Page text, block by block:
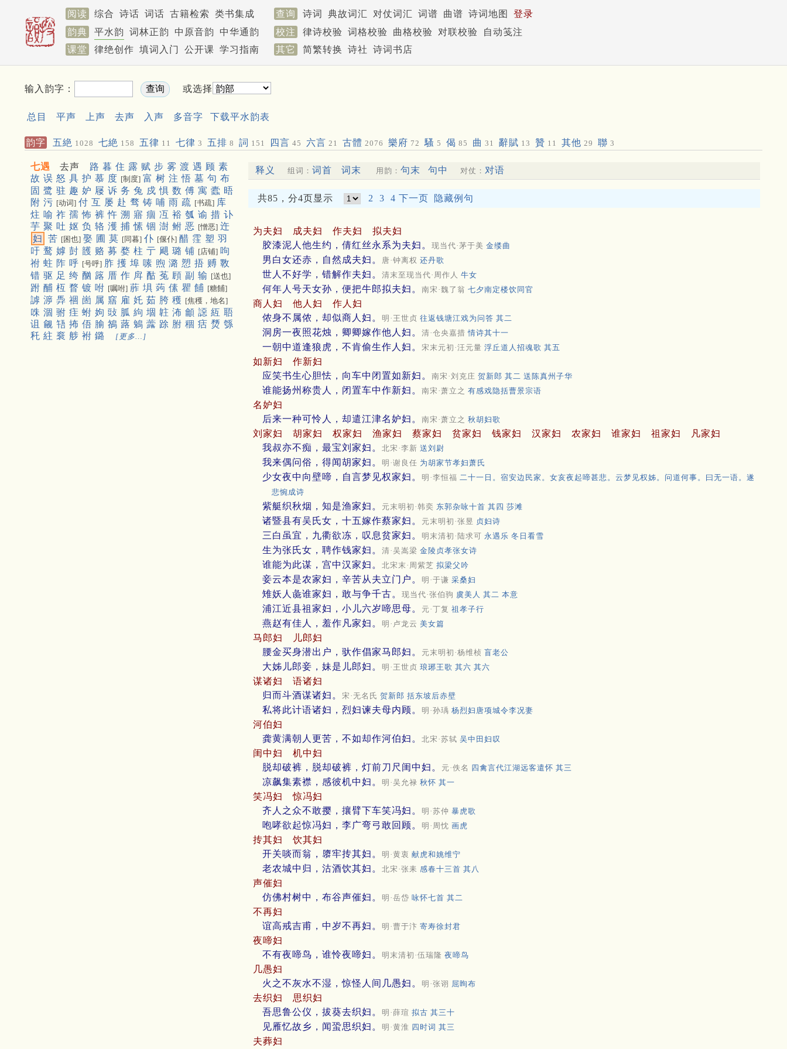
阅读 综合 诗话 词话 古籍检索 类书集成 查询 诗词 典故词汇 对仗词汇 词谱 曲谱 诗词地图
登录
韵典
平水韵 词林正韵 中原音韵 中华通韵 校注 律诗校验 词格校验 曲格校验 对联校验
自动笺注
课堂
律绝创作 填词入门 公开课 学习指南 其它 简繁转换 诗社 诗词书店
输入韵字： 或选择
总目 平声 上声 去声 入声 多音字 下载平水韵表
韵字 五絶 1028 七絶 158 五律 11 七律 3 五排 8 詞 151 四言 45 六言 21 古體 2076 樂府 72 騷 5 偈 85 曲 31 辭賦 13 贊 11 其他 29 聯 3
七遇 去声 路 暮 住 露 赋 步 雾 渡 遇 顾 素
故 误 怒 具 护 慕 度 [制度] 富 树 注 悟 墓 句 布
固 鹭 驻 趣 妒 屦 诉 务 兔 戍 惧 数 傅 寓 蠹 晤
附 污 [动词] 付 互 屡 赴 骛 铸 哺 雨 疏 [书疏] 库
炷 喻 祚 孺 怖 裤 忤 溯 寤 痼 冱 裕 瓠 谕 措 讣
芋 聚 吐 妪 负 辂 濩 捕 愫 锢 澍 鲋 恶 [憎恶] 迕
妇
苦 [困也] 娶 圃 莫 [同暮] 仆 [偃仆] 醋 霔 塑 羽
吁 鹜 嫭 尌 頀 赂 募 婺 柱 亍 飓 璐 铺 [店铺] 呴
祔 蛀 阼 呼 [号呼] 胙 擭 埠 嗉 煦 潞 愬 捂 赙 斁
错 驱 足 绔 酗 簬 厝 作 戽 酤 菟 頋 副 输 [送也]
跗 酺 枑 瞀 镀 咐 [嘱咐] 葄 埧 蒟 傃 瞿 餔 [糖餔]
謼 㴑 馵 祻 崮 属 窹 雇 奼 茹 胯 穫 [焦穫，地名]
咮 涸 驸 疰 蚹 姁 䜴 胍 絇 堌 䪒 㳍 龥 䜑 䊺 䎸
诅 觎 啎 抪 俉 腧 鵅 蕗 鵵 虂 䟻 胕 稒 㽽 熃 綔
秅 紸 䘱 䑰 袝 鏴 [更多…]
释义 组词： 词首 词末 用韵： 句末 句中 对仗： 对语
共85，分4页显示 2 3 4 下一页 隐藏例句
为夫妇 成夫妇 作夫妇
拟夫妇
胶漆泥人他生约，倩红丝永系为夫妇。 现当代·茅于美 金缕曲
男白女还赤，自然成夫妇。 唐·钟离权 还丹歌
世人不好学，错解作夫妇。 清末至现当代·周作人 牛女
何年人号天女孙，便把牛郎拟夫妇。 南宋·魏了翁 七夕南定楼饮同官
商人妇 他人妇
作人妇
侬身不属侬，却似商人妇。
明·王世贞 往返钱塘江戏为问答 其二
洞房一夜照花烛，卿卿嫁作他人妇。 清·仓央嘉措情诗其十一
一朝中道逢狼虎，不肯偷生作人妇。 宋末元初·汪元量 浮丘道人招魂歌 其五
如新妇
作新妇
应笑书生心胆怯，向车中闭置如新妇。 南宋·刘克庄 贺新郎 其二 送陈真州子华
谁能扬州称贵人，闭置车中作新妇。 南宋·萧立之 有感戏隐括曹景宗语
名妒妇
后来一种可怜人，却遣江津名妒妇。 南宋·萧立之 秋胡妇歌
刘家妇 胡家妇 权家妇 渔家妇 蔡家妇 贫家妇 钱家妇 汉家妇 农家妇 谁家妇 祖家妇
凡家妇
我叔亦不痴，最宝刘家妇。 北宋·李新 送刘尉
我来偶问俗，得闻胡家妇。 明·谢良任 为胡家节孝妇萧氏
少女夜中向壁啼，自言梦见权家妇。 明·李恒福 二十一日。宿安边民家。女亥夜起啼甚悲。云梦见权姊。问道何事。曰无一语。遂
悲惋成诗
紫艇织秋烟，知是渔家妇。 元末明初·韩奕 东郭杂咏十首 其四 莎滩
诸暨县有吴氏女，十五嫁作蔡家妇。 元末明初·张昱 贞妇诗
三白虽宜，九衢欲冻，叹息贫家妇。 明末清初·陆求可 永遇乐 冬日看雪
生为张氏女，聘作钱家妇。 清·吴嵩梁 金陵贞孝张女诗
谁能为此谋，宫中汉家妇。 北宋末·周紫芝 拟梁父吟
妾云本是农家妇，辛苦从夫立门户。 明·于谦 采桑妇
雉妖人彘谁家妇，敢与争千古。 现当代·张伯驹 虞美人 其二 本意
浦江近县祖家妇，小儿六岁啼思母。 元·丁复 祖孝子行
燕赵有佳人，羞作凡家妇。 明·卢龙云 美女篇
马郎妇
儿郎妇
腰金买身潜出户，驮作倡家马郎妇。
元末明初·杨维桢 盲老公
大姊儿郎妾，妹是儿郎妇。 明·王世贞 琅琊王歌 其六 其六
谋诸妇
语诸妇
归而斗酒谋诸妇。 宋·无名氏 贺新郎 括东坡后赤壁
私将此计语诸妇，烈妇谏夫母内顾。 明·孙瑀 杨烈妇唐项城令李况妻
河伯妇
龚黄满朝人更苦，不如却作河伯妇。 北宋·苏轼 吴中田妇叹
闺中妇
机中妇
脱却破裤，脱却破裤，灯前刀尺闺中妇。
元·佚名 四禽言代江湖远客遣怀 其三
凉飙集素襟，感彼机中妇。 明·吴允禄 秋怀 其一
笑冯妇
惊冯妇
齐人之众不敢撄，攘臂下车笑冯妇。
明·苏仲 暴虎歌
咆哮欲起惊冯妇，李广弯弓敢回顾。 明·周忱 画虎
抟其妇
饮其妇
开关啖而翁，隳牢抟其妇。
明·黄衷 献虎和姚维宁
老农城中归，沽酒饮其妇。 北宋·张耒 感春十三首 其八
声催妇
仿佛村树中，布谷声催妇。
明·岳岱 咏怀七首 其二
不再妇
谊高戒吉甫，中岁不再妇。
明·曹于汴 寄寿徐封君
夜啼妇
不有夜啼鸟，谁怜夜啼妇。
明末清初·伍瑞隆 夜啼鸟
几愚妇
火之不灰水不湿，惊怪人间几愚妇。
明·张诩 屈眴布
去织妇
思织妇
吾思鲁公仪，拔葵去织妇。
明·薛瑄 拟古 其三十
见雁忆故乡，闻蛩思织妇。 明·黄淮 四时词 其三
夫葬妇